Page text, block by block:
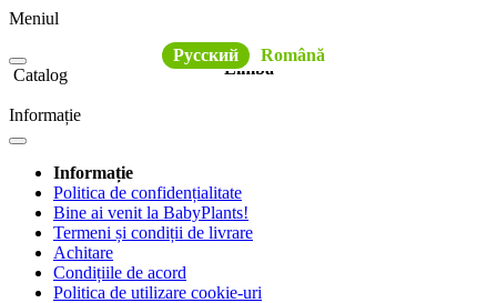
Meniul
Limba
Русский
Română
Catalog
Informație
Informație
Politica de confidențialitate
Bine ai venit la BabyPlants!
Termeni și condiții de livrare
Achitare
Condițiile de acord
Politica de utilizare cookie-uri